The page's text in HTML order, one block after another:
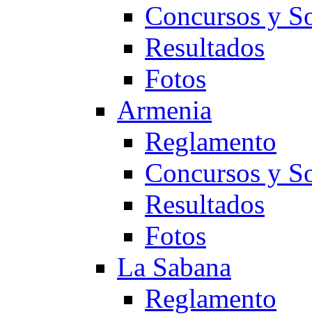
Concursos y
Resultados
Fotos
Armenia
Reglamento
Concursos y
Resultados
Fotos
La Sabana
Reglamento